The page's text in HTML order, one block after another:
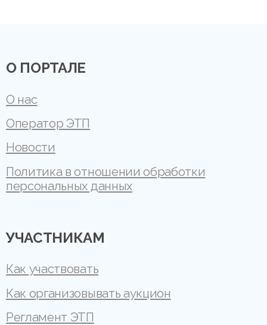
О ПОРТАЛЕ
О нас
Оператор ЭТП
Новости
Политика в отношении обработки
персональных данных
УЧАСТНИКАМ
Как участвовать
Как организовывать аукцион
Регламент ЭТП